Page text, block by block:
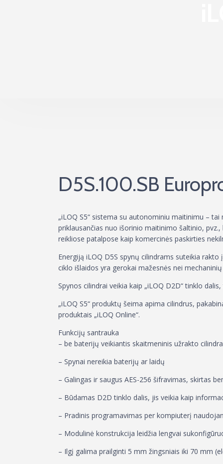
D5S.100.SB
„iLOQ S5“ sistema su autonominiu maitinimu –
priklausančias nuo išorinio maitinimo šaltinio,
reikliose patalpose kaip komercinės paskirties
Energiją iLOQ D5S spynų cilindrams suteikia
ciklo išlaidos yra gerokai mažesnės nei
Spynos cilindrai veikia kaip „iLOQ D2D“ tinklo
„iLOQ S5“ produktų šeima apima cilindrus,
produktais „iLOQ Online“.
Funkcijų santrauka
– be baterijų veikiantis skaitmeninis užrakto
– Spynai nereikia baterijų ar laidų
– Galingas ir saugus AES-256 šifravimas, skirtas
– Būdamas D2D tinklo dalis, jis veikia kaip
– Pradinis programavimas per kompiuterį
– Modulinė konstrukcija leidžia lengvai
– Ilgį galima prailginti 5 mm žingsniais iki 70 mm